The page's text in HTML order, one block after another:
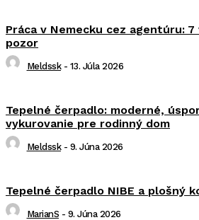
Práca v Nemecku cez agentúru:
pozor
Meldssk - 13. Júla 2026
Tepelné čerpadlo: moderné,
vykurovanie pre rodinný dom
Meldssk - 9. Júna 2026
Tepelné čerpadlo NIBE a plošný
MarianS - 9. Júna 2026